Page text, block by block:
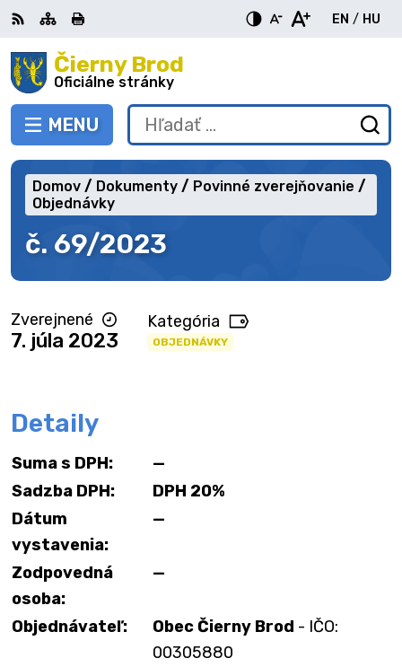
Preskočiť
na
obsah Čierny Brod
Oficiálne stránky
PREPNÚŤ
MENU
RSS MapaTlačiť
EN
English
/ HU
Hľadať:
č. 69/2023
Domov Dokumenty
Povinné zverejňovanie
Objednávky
Zverejnené
7. júla 2023
Kategória
OBJEDNÁVKY
Detaily
Suma s DPH:
—
Sadzba DPH:
DPH 20%
Dátum
vystavenia:
—
Zodpovedná
osoba:
—
Objednávateľ: Obec Čierny Brod - IČO:
00305880